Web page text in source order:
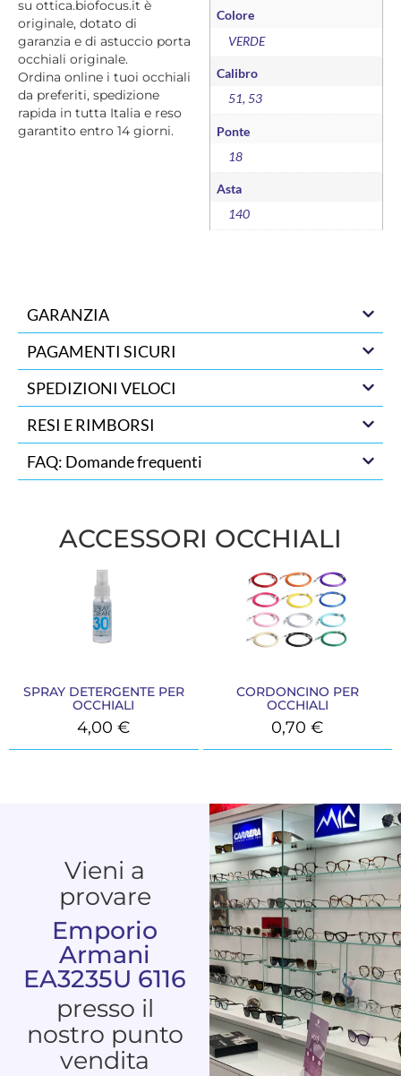
su ottica.biofocus.it è
originale, dotato di
garanzia e di astuccio porta
occhiali originale.
Ordina online i tuoi occhiali
da preferiti, spedizione
rapida in tutta Italia e reso
garantito entro 14 giorni.
Colore
VERDE
Calibro
51, 53
Ponte
18
Asta
140
GARANZIA
PAGAMENTI SICURI
SPEDIZIONI VELOCI
RESI E RIMBORSI
FAQ: Domande frequenti
ACCESSORI OCCHIALI
SPRAY DETERGENTE PER
OCCHIALI
4,00€
CORDONCINO PER
OCCHIALI
0,70€
Vieni a
provare
Emporio
Armani
EA3235U 6116
presso il
nostro punto
vendita